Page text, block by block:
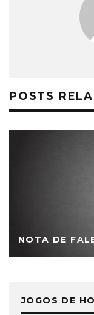
POSTS
NOTA DE
JOGOS DE